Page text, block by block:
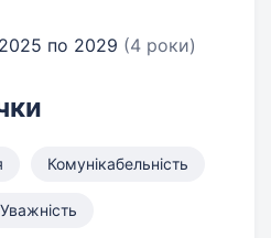
по 2029 (4 роки)
Комунікабельність
Уважність